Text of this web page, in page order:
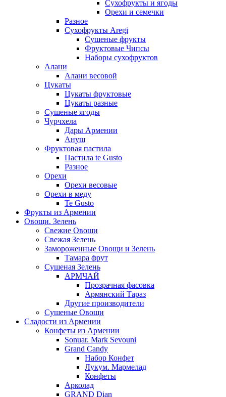
Сухофрукты и ягоды
Орехи и семечки
Разное
Сухофрукты Aregi
Сушеные фрукты
Фруктовые Чипсы
Наборы сухофруктов
Алани
Алани весовой
Цукаты
Цукаты фруктовые
Цукаты разные
Сушеные ягоды
Чурчхела
Дары Армении
Ануш
Фруктовая пастила
Пастила te Gusto
Разное
Орехи
Орехи весовые
Орехи в меду
Te Gusto
Фрукты из Армении
Овощи. Зелень
Свежие Овощи
Свежая Зелень
Замороженные Овощи и Зелень
Тамара фрут
Сушеная Зелень
АРМЧАЙ
Прозрачная фасовка
Армянский Тараз
Другие производители
Сушеные Овощи
Сладости из Армении
Конфеты из Армении
Sonuar. Mark Sevouni
Grand Candy
Набор Конфет
Лукум. Мармелад
Конфеты
Арколад
GRAND Dian